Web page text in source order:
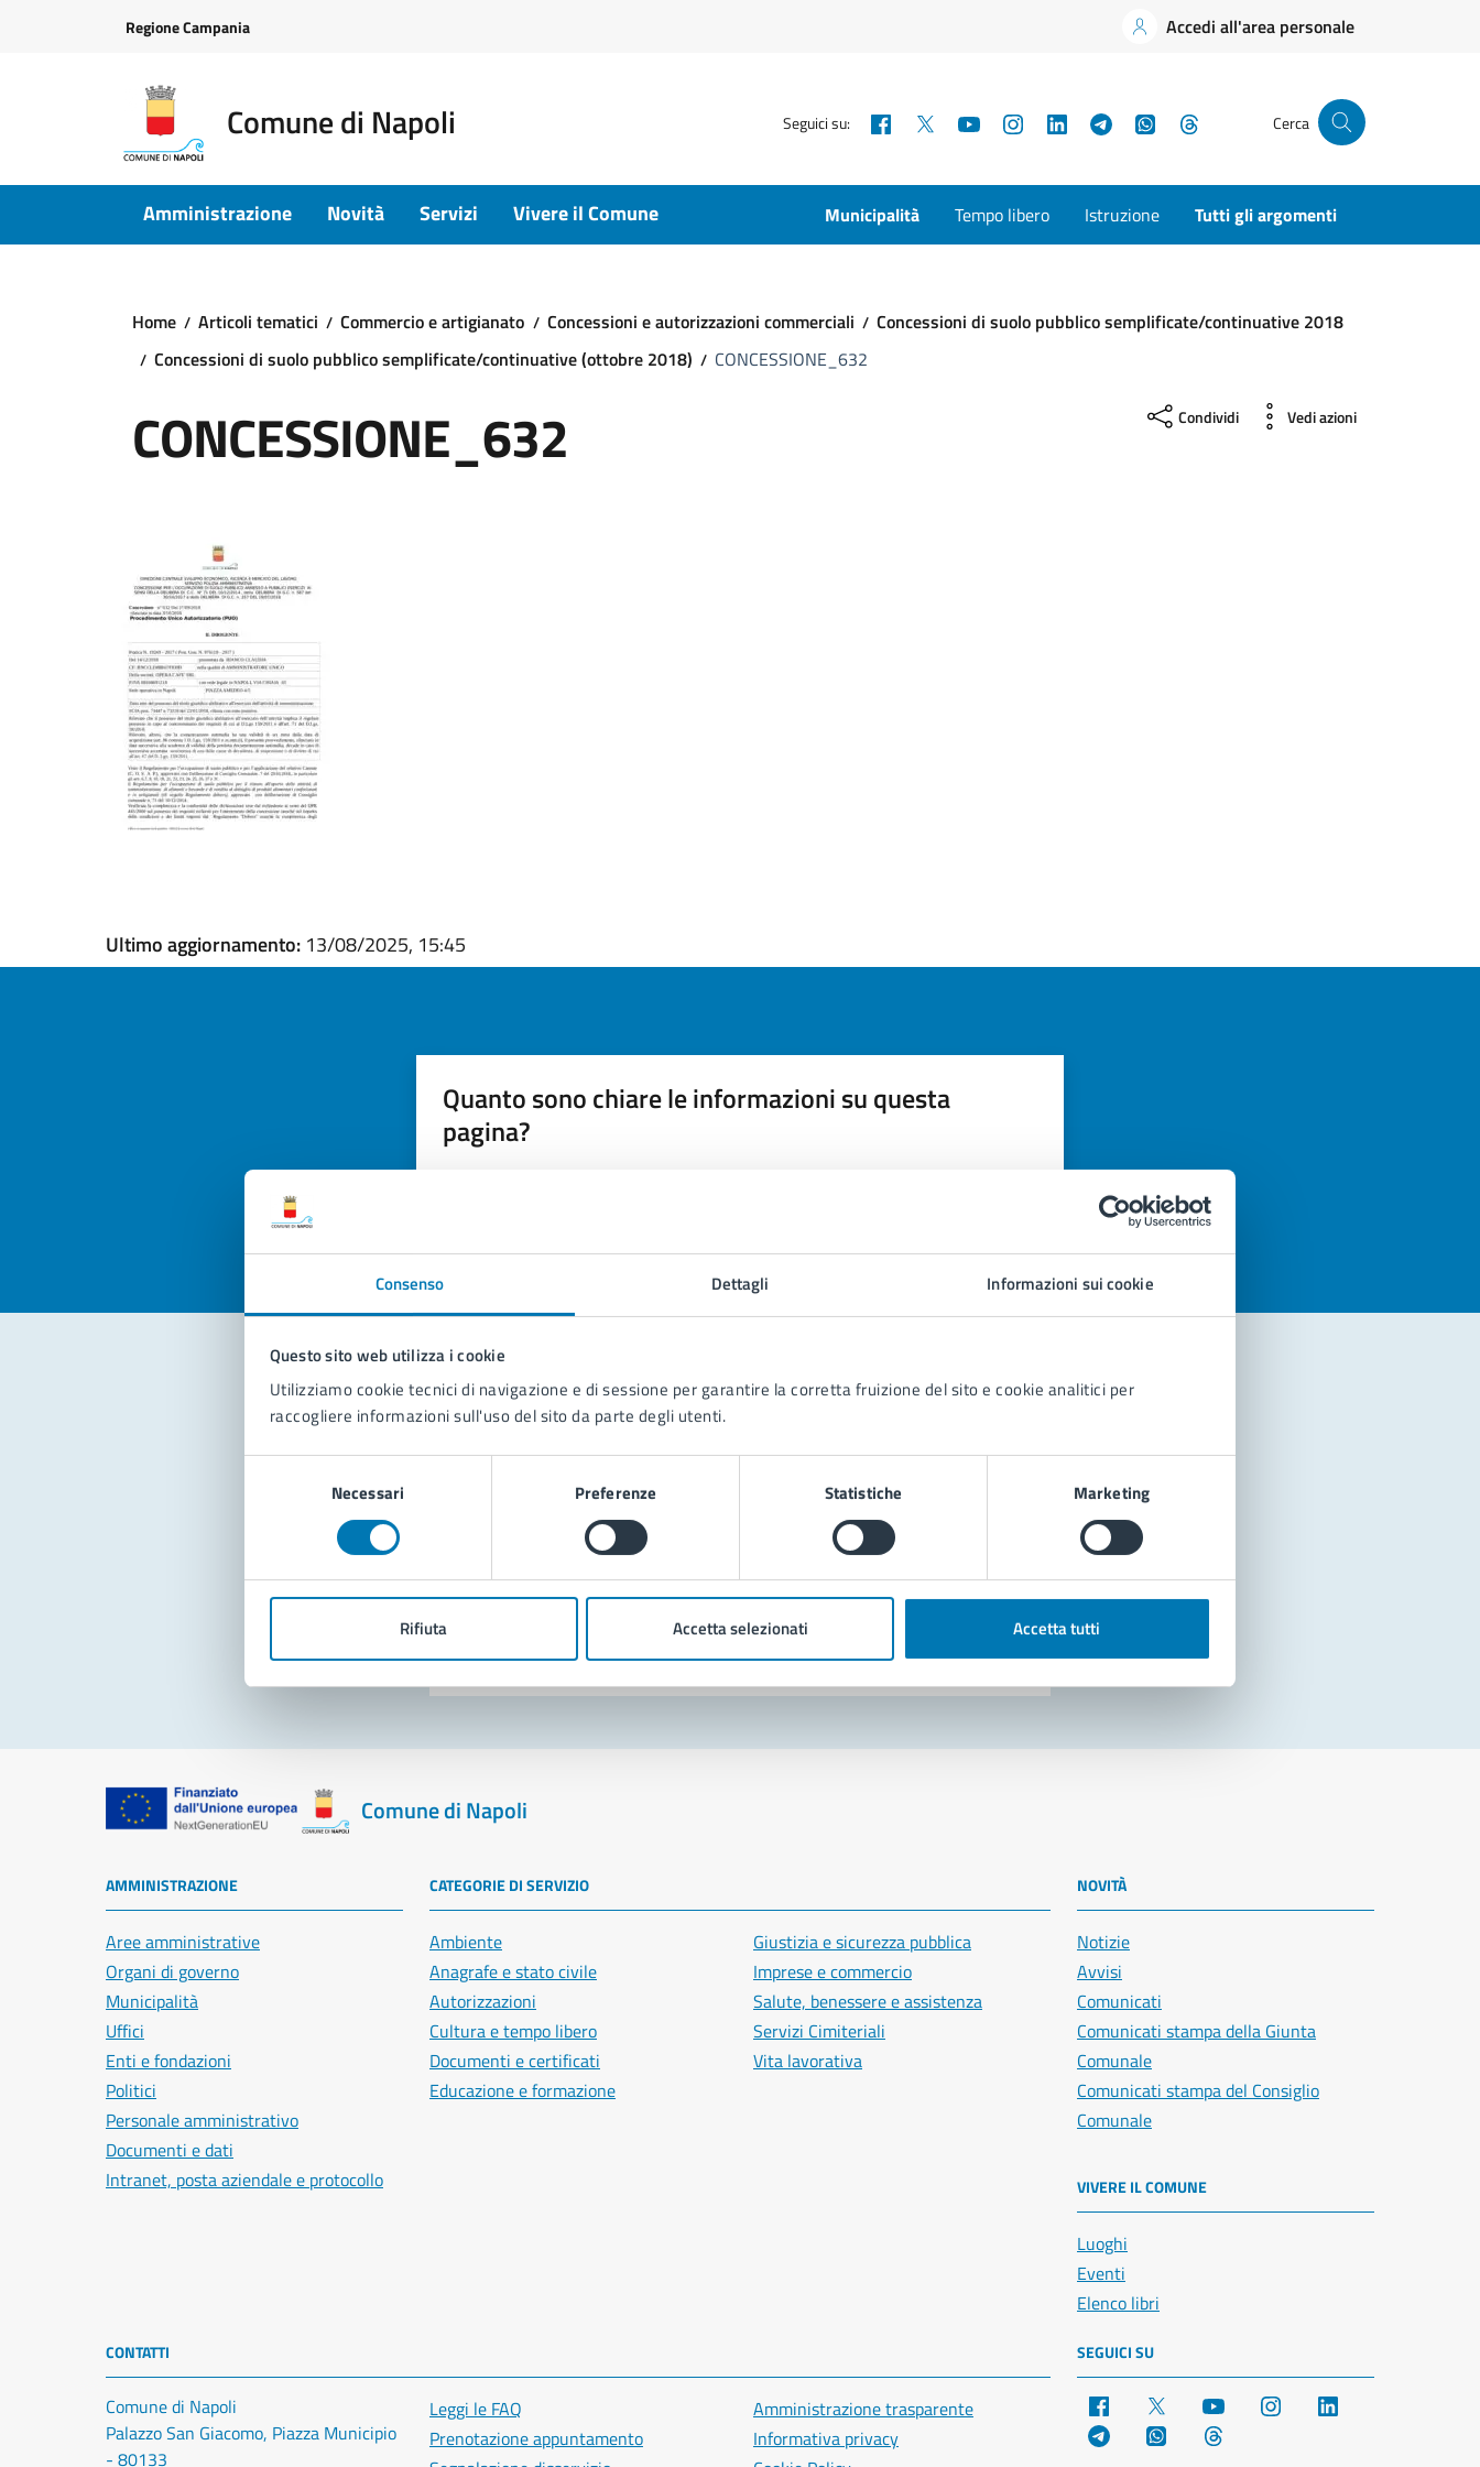
Consenso Dettagli Informazioni sui cookie
Questo sito web utilizza i cookie
Utilizziamo cookie tecnici di navigazione e di sessione per garantire la corretta fruizione del sito e cookie analitici per
raccogliere informazioni sull'uso del sito da parte degli utenti.
Necessari Preferenze Statistiche Marketing
Rifiuta Accetta selezionati Accetta tutti
Regione Campania Accedi all'area personale
Comune di Napoli Seguici su: Facebook YouTubeInstagramLinkedInTelegramWhatsApp Cerca
Amministrazione Novità Servizi Vivere il Comune Municipalità Tempo libero Istruzione Tutti gli argomenti
Home Articoli tematici Commercio e artigianato Concessioni e autorizzazioni commerciali
Concessioni di suolo pubblico semplificate/continuative 2018
Concessioni di suolo pubblico semplificate/continuative (ottobre 2018)
CONCESSIONE_632
CONCESSIONE_632 Condividi Vedi azioni
Ultimo aggiornamento: 13/08/2025, 15:45
Quanto sono chiare le informazioni su questa
pagina?
Contatta il comune
Leggi le domande frequenti
Richiedi assistenza
Prenota appuntamento
Problemi in città
Segnala disservizio
Comune di Napoli
AMMINISTRAZIONE
Aree amministrative
Organi di governo
Municipalità
Uffici
Enti e fondazioni
Politici
Personale amministrativo
Documenti e dati
Intranet, posta aziendale e protocollo
CATEGORIE DI SERVIZIO
Ambiente
Anagrafe e stato civile
Autorizzazioni
Cultura e tempo libero
Documenti e certificati
Educazione e formazione
Giustizia e sicurezza pubblica
Imprese e commercio
Salute, benessere e assistenza
Servizi Cimiteriali
Vita lavorativa
NOVITÀ
Notizie
Avvisi
Comunicati
Comunicati stampa della Giunta
Comunale
Comunicati stampa del Consiglio
Comunale
VIVERE IL COMUNE
Luoghi
Eventi
Elenco libri
CONTATTI
Comune di Napoli
Palazzo San Giacomo, Piazza Municipio
- 80133
Leggi le FAQ
Prenotazione appuntamento
Amministrazione trasparente
Informativa privacy
SEGUICI SU
Facebook YouTube Instagram
Telegram WhatsApp